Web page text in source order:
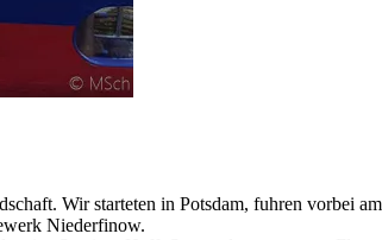
Wir starteten in Potsdam, fuhren vorbei
Niederfinow.